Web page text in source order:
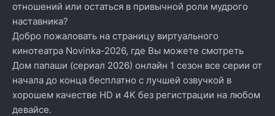
отношений или остаться в привычной роли мудрого
наставника?
Добро пожаловать на страницу виртуального
кинотеатра Novinka-2026, где Вы можете смотреть
Дом папаши (сериал 2026) онлайн 1 сезон все серии от
начала до конца бесплатно с лучшей озвучкой в
хорошем качестве HD и 4K без регистрации на любом
девайсе.